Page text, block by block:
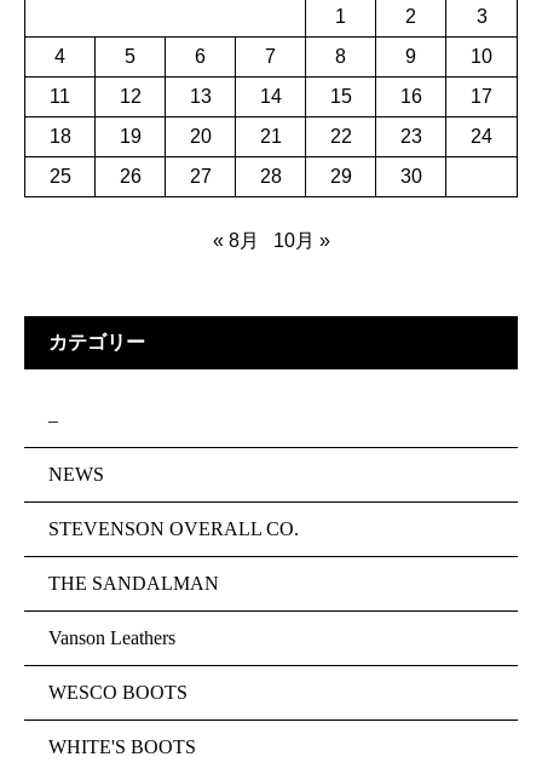
1
2
3
4
5 6 7 8 9
10
11
12 13 14 15 16
17
18
19 20 21 22 23
24
25
26 27 28 29 30
« 8月 10月 »
カテゴリー
–
NEWS
STEVENSON OVERALL CO.
THE SANDALMAN
Vanson Leathers
WESCO BOOTS
WHITE'S BOOTS